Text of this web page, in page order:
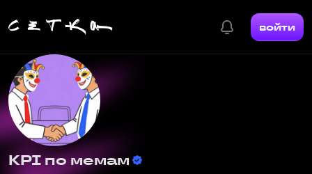
войти
KPI по мемам